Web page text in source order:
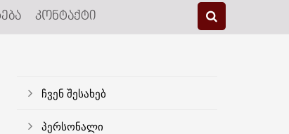
ᲙᲝᲜᲢᲐᲥᲢᲘ
ჩვენ შესახებ
პერსონალი